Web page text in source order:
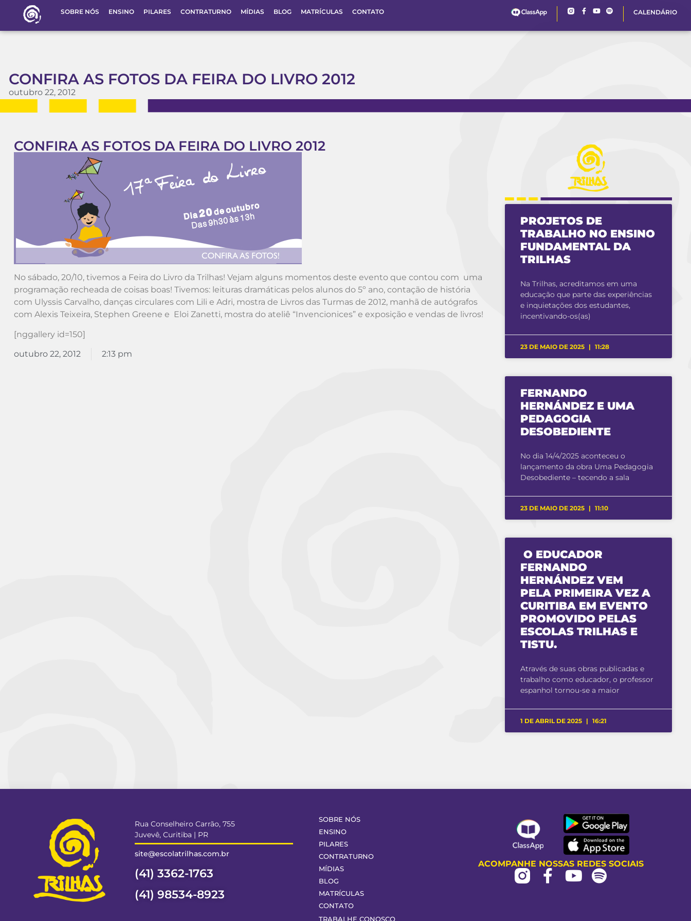
SOBRE NÓS ENSINO PILARES CONTRATURNO MÍDIAS BLOG MATRÍCULAS CONTATO CALENDÁRIO
CONFIRA AS FOTOS DA FEIRA DO LIVRO 2012
outubro 22, 2012
CONFIRA AS FOTOS DA FEIRA DO LIVRO 2012
No sábado, 20/10, tivemos a Feira do Livro da Trilhas! Vejam alguns momentos deste evento que contou com uma
programação recheada de coisas boas! Tivemos: leituras dramáticas pelos alunos do 5º ano, contação de história
com Ulyssis Carvalho, danças circulares com Lili e Adri, mostra de Livros das Turmas de 2012, manhã de autógrafos
com Alexis Teixeira, Stephen Greene e Eloi Zanetti, mostra do ateliê “Invencionices” e exposição e vendas de livros!
[nggallery id=150]
outubro 22, 2012 2:13 pm
PROJETOS DE
TRABALHO NO ENSINO
FUNDAMENTAL DA
TRILHAS
Na Trilhas, acreditamos em uma
educação que parte das experiências
e inquietações dos estudantes,
incentivando-os(as)
23 DE MAIO DE 2025 11:28
FERNANDO
HERNÁNDEZ E UMA
PEDAGOGIA
DESOBEDIENTE
No dia 14/4/2025 aconteceu o
lançamento da obra Uma Pedagogia
Desobediente – tecendo a sala
23 DE MAIO DE 2025 11:10
O EDUCADOR
FERNANDO
HERNÁNDEZ VEM
PELA PRIMEIRA VEZ A
CURITIBA EM EVENTO
PROMOVIDO PELAS
ESCOLAS TRILHAS E
TISTU.
Através de suas obras publicadas e
trabalho como educador, o professor
espanhol tornou-se a maior
1 DE ABRIL DE 2025 16:21
Rua Conselheiro Carrão, 755
Juvevê, Curitiba | PR
site@escolatrilhas.com.br
(41) 3362-1763
(41) 98534-8923
SOBRE NÓS
ENSINO
PILARES
CONTRATURNO
MÍDIAS
BLOG
MATRÍCULAS
CONTATO
TRABALHE CONOSCO
ACOMPANHE NOSSAS REDES SOCIAIS